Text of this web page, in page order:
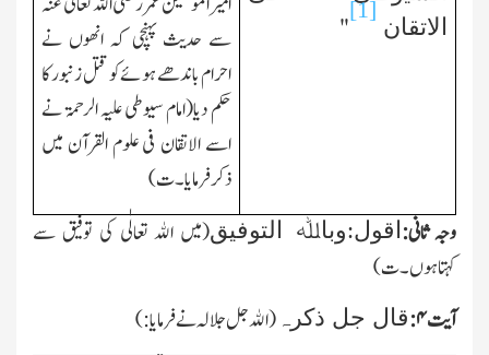
الاتقان
[1]
"
سے حدیث پہنچی کہ انھوں نے
احرام باندھے ہوئےکو قتل زنبور کا
حکم دیا(امام سیوطی علیہ الرحمۃ نے
اسے الاتقان فی علوم القرآن میں
ذکر فرمایا۔ت)
وجہ ثانی:اقول:وباﷲ التوفیق(میں اﷲ تعالٰی کی توفیق سے
کہتاہوں۔ت)
آیت۴: قال جل ذکرہ (اﷲ جل جلالہ نے فرمایا:)